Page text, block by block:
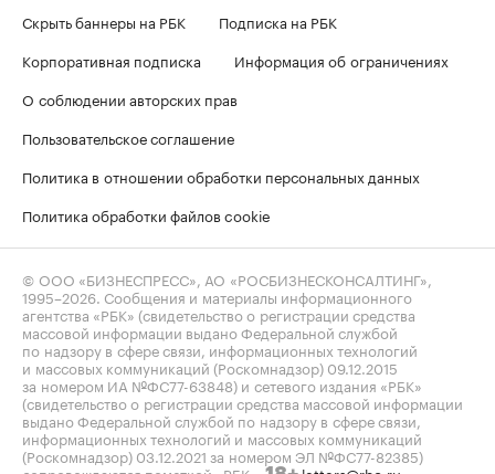
Скрыть баннеры на РБК
Подписка на РБК
Корпоративная подписка
Информация об ограничениях
О соблюдении авторских прав
Пользовательское соглашение
Политика в отношении обработки персональных данных
Политика обработки файлов cookie
© ООО «БИЗНЕСПРЕСС», АО «РОСБИЗНЕСКОНСАЛТИНГ»,
1995–2026 . Сообщения и материалы информационного
агентства «РБК» (свидетельство о регистрации средства
массовой информации выдано Федеральной службой
по надзору в сфере связи, информационных технологий
и массовых коммуникаций (Роскомнадзор) 09.12.2015
за номером ИА №ФС77-63848) и сетевого издания «РБК»
(свидетельство о регистрации средства массовой информации
выдано Федеральной службой по надзору в сфере связи,
информационных технологий и массовых коммуникаций
(Роскомнадзор) 03.12.2021 за номером ЭЛ №ФС77-82385)